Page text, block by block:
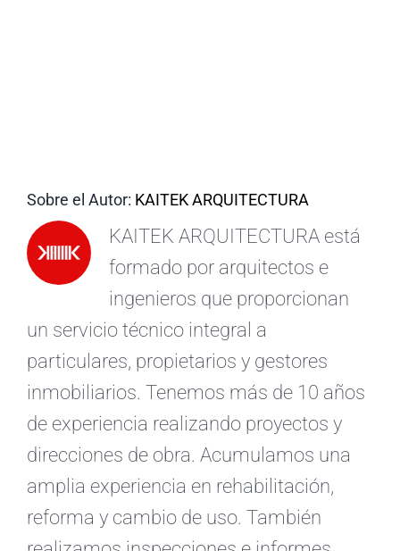
Sobre el Autor: KAITEK ARQUITECTURA
KAITEK ARQUITECTURA está
formado por arquitectos e
ingenieros que proporcionan
un servicio técnico integral a
particulares, propietarios y gestores
inmobiliarios. Tenemos más de 10 años
de experiencia realizando proyectos y
direcciones de obra. Acumulamos una
amplia experiencia en rehabilitación,
reforma y cambio de uso. También